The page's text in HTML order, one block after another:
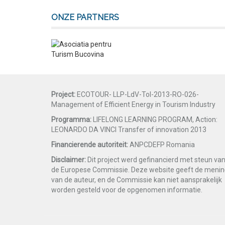
ONZE PARTNERS
Project: ECOTOUR- LLP-LdV-ToI-2013-RO-026-
Management of Efficient Energy in Tourism Industry
Programma: LIFELONG LEARNING PROGRAM, Action:
LEONARDO DA VINCI Transfer of innovation 2013
Financierende autoriteit:ANPCDEFP Romania
Disclaimer: Dit project werd gefinancierd met steun van
de Europese Commissie. Deze website geeft de
van de auteur, en de Commissie kan niet aansprakelijk
worden gesteld voor de opgenomen informatie.